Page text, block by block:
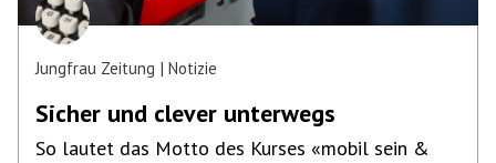
Jungfrau Zeitung Notizie
Sicher und clever unterwegs
So lautet das Motto des Kurses «mobil sein &